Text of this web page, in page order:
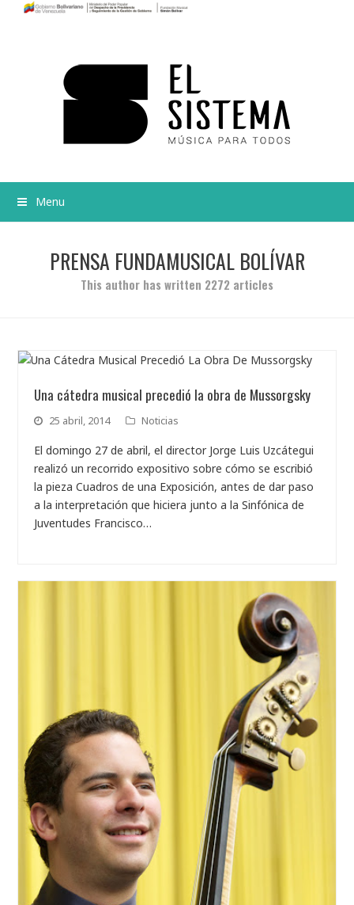
Menu
PRENSA FUNDAMUSICAL BOLÍVAR
This author has written 2272 articles
Una cátedra musical precedió la obra de Mussorgsky
25 abril, 2014 Noticias
El domingo 27 de abril, el director Jorge Luis Uzcátegui
realizó un recorrido expositivo sobre cómo se escribió
la pieza Cuadros de una Exposición, antes de dar paso
a la interpretación que hiciera junto a la Sinfónica de
Juventudes Francisco…